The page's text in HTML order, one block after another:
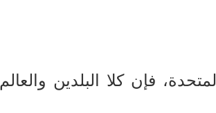
فإن كلا البلدين والعالم